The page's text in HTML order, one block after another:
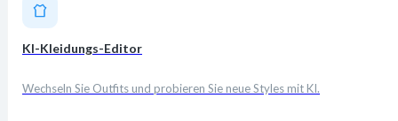
KI-Kleidungs-Editor
Wechseln Sie Outfits und probieren Sie neue Styles mit KI.